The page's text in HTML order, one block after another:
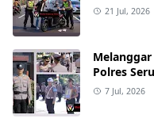
21 Jul, 2026
Polres
7 Jul, 2026